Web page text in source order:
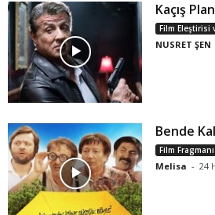
Kaçış
Film Eleştirisi
NUSRET ŞEN
Bende Kal
Film Fragmanı
Melisa - 24